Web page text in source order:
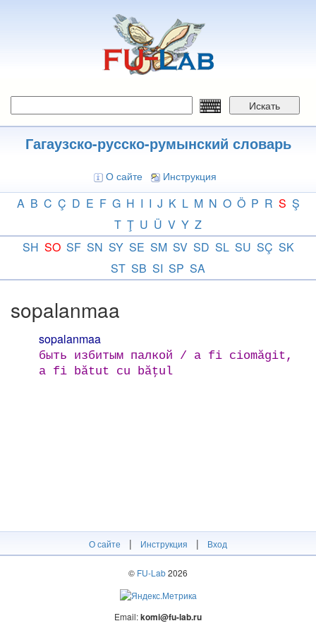
Искать
Гагаузско-русско-румынский словарь
О сайте Инструкция
A B C Ç D E F G H I I J K L M N O Ö P R S Ş
T Ţ U Ü V Y Z
SH SO SF SN SY SE SM SV SD SL SU SÇ SK
ST SB SI SP SA
sopalanmaa
sopalanmaa
быть избитым палкой / a fi ciomăgit,
a fi bătut cu băţul
О сайте | Инструкция | Вход
© FU-Lab2026
Email:komi@fu-lab.ru